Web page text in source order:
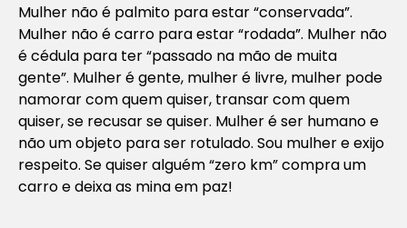
Mulher não é palmito para estar “conservada”.
Mulher não é carro para estar “rodada”. Mulher não
é cédula para ter “passado na mão de muita
gente”. Mulher é gente, mulher é livre, mulher pode
namorar com quem quiser, transar com quem
quiser, se recusar se quiser. Mulher é ser humano e
não um objeto para ser rotulado. Sou mulher e exijo
respeito. Se quiser alguém “zero km” compra um
carro e deixa as mina em paz!